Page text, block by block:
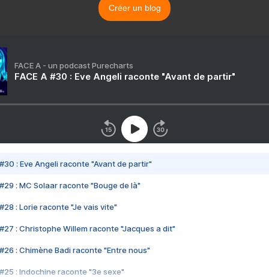
Créer un blog
FACE A - un podcast Purecharts
FACE A #30 : Eve Angeli raconte "Avant de partir"
#30 : Eve Angeli raconte "Avant de partir"
#29 : MC Solaar raconte "Bouge de là"
#28 : Lorie raconte "Je vais vite"
#27 : Christophe Willem raconte "Jacques a dit"
#26 : Chimène Badi raconte "Entre nous"
#25 : Indochine raconte "3e sexe"